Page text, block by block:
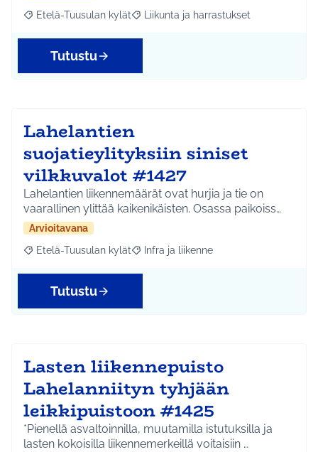
Rajaa tulokset aihepiirin mukaan: Etelä-Tuusulan kylät
Etelä-Tuusulan kylät Rajaa tulokset teeman mukaan:
Liikunta ja harrastukset
Tutustu
Lahelantien
suojatieylityksiin siniset
vilkkuvalot #1427
Lahelantien liikennemäärät ovat hurjia ja tie on
vaarallinen ylittää kaikenikäisten. Osassa paikoiss…
Arvioitavana
Rajaa tulokset aihepiirin mukaan: Etelä-Tuusulan kylät
Etelä-Tuusulan kylät Rajaa tulokset teeman mukaan: Infra ja
Infra ja liikenne
Tutustu
Lasten liikennepuisto
Lahelanniityn tyhjään
leikkipuistoon #1425
*Pienellä asvaltoinnilla, muutamilla istutuksilla ja
lasten kokoisilla liikennemerkeillä voitaisiin …